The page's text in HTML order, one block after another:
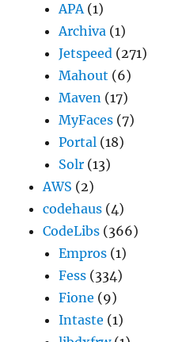
APA(1)
Archiva (1)
Jetspeed (271)
Mahout (6)
Maven (17)
MyFaces (7)
Portal (18)
Solr (13)
AWS (2)
codehaus (4)
CodeLibs (366)
Empros (1)
Fess (334)
Fione (9)
Intaste (1)